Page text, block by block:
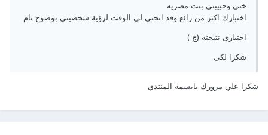
ختى وحبيبتى بنت مصريه
اختبارك اكثر من رائع وقد اتحتى لى الوقت لرؤية شخصيتى بوضوح تام
اختبارى نتيجته (ج )
شكرا لكى
شكرا علي مرورك يابسمة المنتدي